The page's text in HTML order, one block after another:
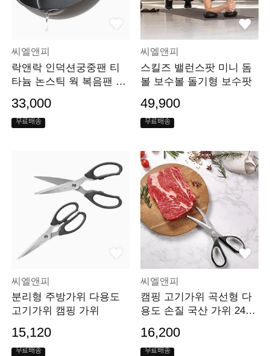
씨엘앤피
락앤락 인덕션궁중팬 티
타늄 논스틱 웍 복음팬 24
33,000
무료배송
씨엘앤피
스킬즈 밸런스팟 미니 돔
볼 보수볼 돌기형 보수팟
49,900
무료배송
씨엘앤피
분리형 주방가위 다용도
고기가위 캠핑 가위
15,120
무료배송
씨엘앤피
캠핑 고기가위 곡선형 다
용도 손질 국산 가위 24.5
16,200
무료배송